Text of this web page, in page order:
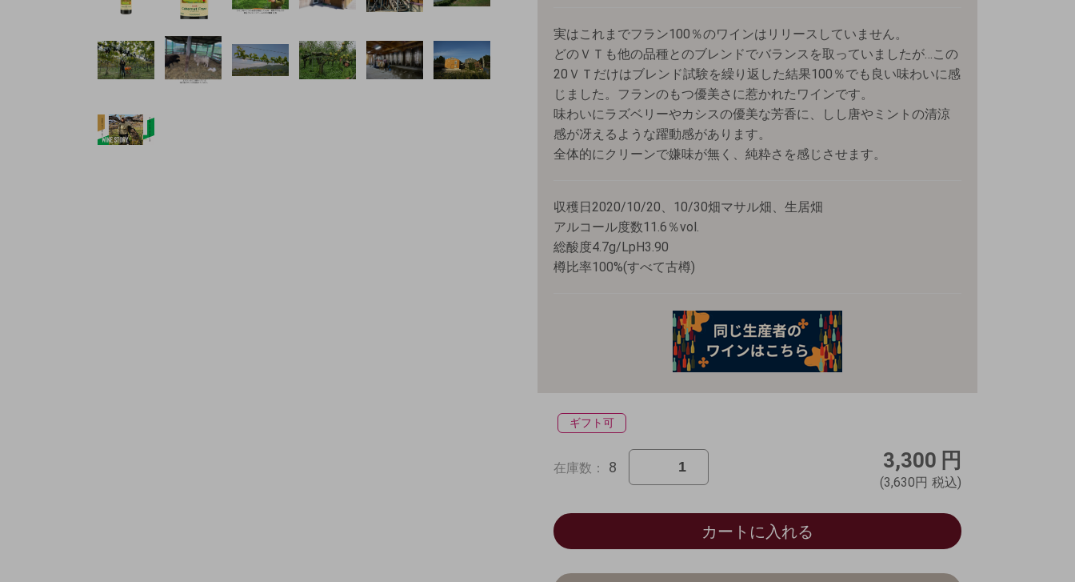
実はこれまでフラン100％のワインはリリースしていません。
どのＶＴも他の品種とのブレンドでバランスを取っていましたが…この
20ＶＴだけはブレンド試験を繰り返した結果100％でも良い味わいに感
じました。フランのもつ優美さに惹かれたワインです。
味わいにラズベリーやカシスの優美な芳香に、しし唐やミントの清涼
感が冴えるような躍動感があります。
全体的にクリーンで嫌味が無く、純粋さを感じさせます。
収穫日2020/10/20、10/30畑マサル畑、生居畑
アルコール度数11.6％vol.
総酸度4.7g/LpH3.90
樽比率100%(すべて古樽)
ギフト可
在庫数： 8 3,300 円
(3,630円 税込)
カートに入れる